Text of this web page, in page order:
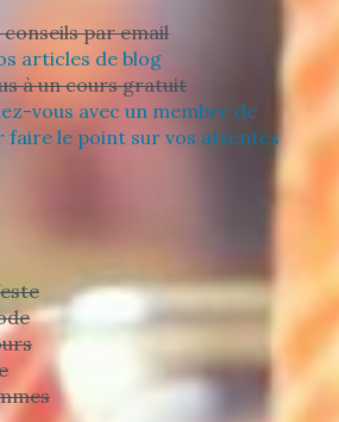
conseils par email
articles de blog
à un cours gratuit
vous avec un membre de
faire le point sur vos attentes